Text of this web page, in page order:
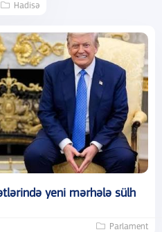
Hadisə
yeni mərhələ sülh
Parlament